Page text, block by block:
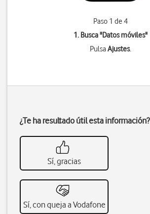
Paso 1 de 4
1. Busca "Datos móviles"
PulsaAjustes.
¿Te ha resultado útil esta información?
Sí, gracias
Sí, con queja a Vodafone